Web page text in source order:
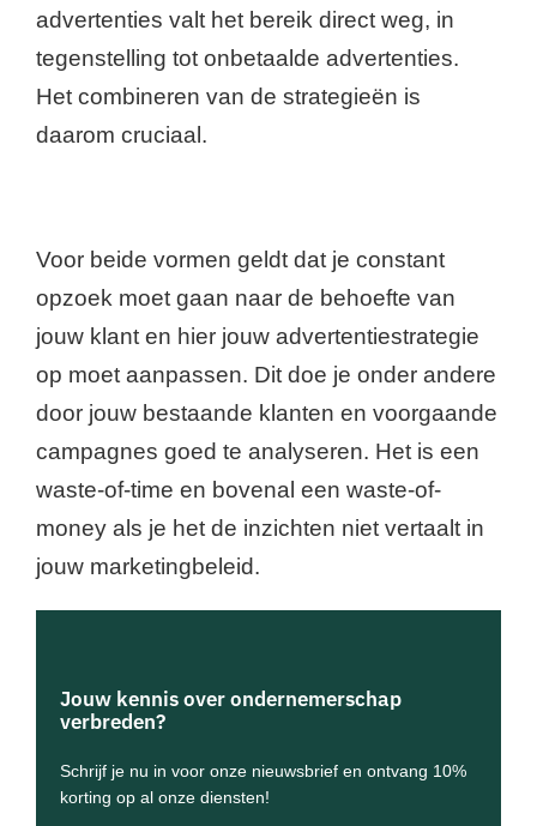
advertenties valt het bereik direct weg, in
tegenstelling tot onbetaalde advertenties.
Het combineren van de strategieën is
daarom cruciaal.
Voor beide vormen geldt dat je constant
opzoek moet gaan naar de behoefte van
jouw klant en hier jouw advertentiestrategie
op moet aanpassen. Dit doe je onder andere
door jouw bestaande klanten en voorgaande
campagnes goed te analyseren. Het is een
waste-of-time en bovenal een waste-of-
money als je het de inzichten niet vertaalt in
jouw marketingbeleid.
Jouw kennis over ondernemerschap
verbreden?
Schrijf je nu in voor onze nieuwsbrief en ontvang 10%
korting op al onze diensten!